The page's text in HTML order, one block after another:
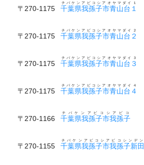
〒270-1175 千葉県我孫子市青山台１
チバケンアビコシアオヤマダイ１
〒270-1175 千葉県我孫子市青山台２
チバケンアビコシアオヤマダイ２
〒270-1175 千葉県我孫子市青山台３
チバケンアビコシアオヤマダイ３
〒270-1175 千葉県我孫子市青山台４
チバケンアビコシアオヤマダイ４
〒270-1166 千葉県我孫子市我孫子
チバケンアビコシアビコ
〒270-1155 千葉県我孫子市我孫子新田
チバケンアビコシアビコシンデン